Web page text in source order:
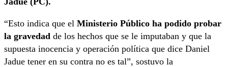
“Esto indica que el Ministerio Público ha podido probar
la gravedad de los hechos que se le imputaban y que la
supuesta inocencia y operación política que dice Daniel
Jadue tener en su contra no es tal”, sostuvo la